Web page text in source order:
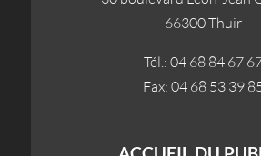
66300 Thuir
Tél.: 04 68 84 67
Fax: 04 68 53 39